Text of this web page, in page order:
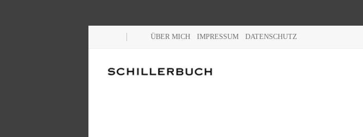
ÜBER MICH IMPRESSUM DATENSCHUTZ